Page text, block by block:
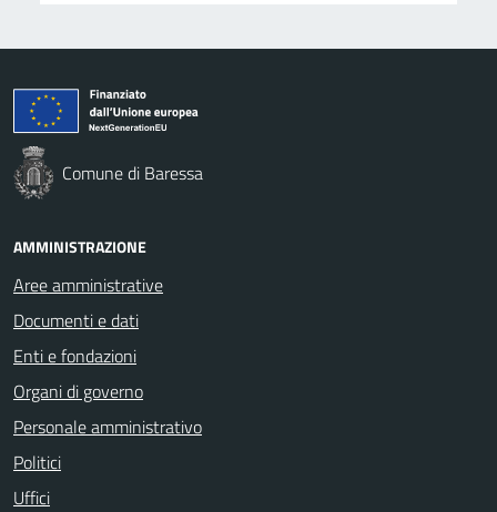
Comune di Baressa
AMMINISTRAZIONE
Aree amministrative
Documenti e dati
Enti e fondazioni
Organi di governo
Personale amministrativo
Politici
Uffici